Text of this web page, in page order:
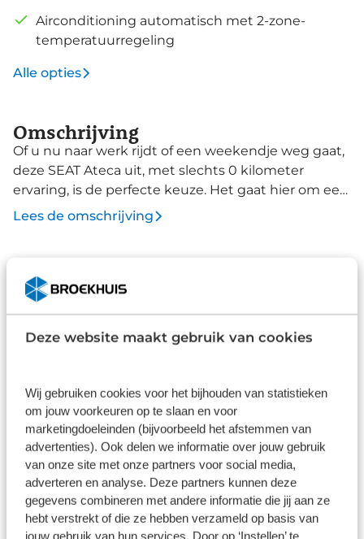
Deze website maakt gebruik van cookies
Wij gebruiken cookies voor het bijhouden van statistieken
om jouw voorkeuren op te slaan en voor
marketingdoeleinden (bijvoorbeeld het afstemmen van
advertenties). Ook delen we informatie over jouw gebruik
van onze site met onze partners voor social media,
adverteren en analyse. Deze partners kunnen deze
gegevens combineren met andere informatie die jij aan ze
hebt verstrekt of die ze hebben verzameld op basis van
jouw gebruik van hun services. Door op ‘Instellen’ te
Airconditioning automatisch met 2-zone-
temperatuurregeling
Alle opties
Omschrijving
Of u nu naar werk rijdt of een weekendje weg gaat,
deze SEAT Ateca uit, met slechts 0 kilometer
ervaring, is de perfecte keuze. Het gaat hier om een
nieuwe auto, hij is nu direct leverbaar. De
Tot de uitrusting behoren ook elektrische handrem
met auto-hold functie, zwarte hemelbekleding,
verleden tijd. De achteruitrijcamera laat precies zien
digitale radio-ontvangst zorgt de DAB-ontvanger
op dit audiosysteem. Uiteraard hoort ook het
streamen via bluetooth tot de mogelijkheden. De
cruise control vermindert het brandstofverbruik en
vergroot het comfort. Elektronische
veiligheidsvoorzieningen helpen u onderweg om
de situatie op de weg te beoordelen. Deze
systemen waarschuwen u als er een riskante
Lees de omschrijving
Afleverpakketten
Basis
Dit pakket is standaard inbegrepen. We vinden het
logisch dat u op kwaliteit kunt rekenen en we laten
u graag weten wat u kunt verwachten.
Gekozen Inhoud